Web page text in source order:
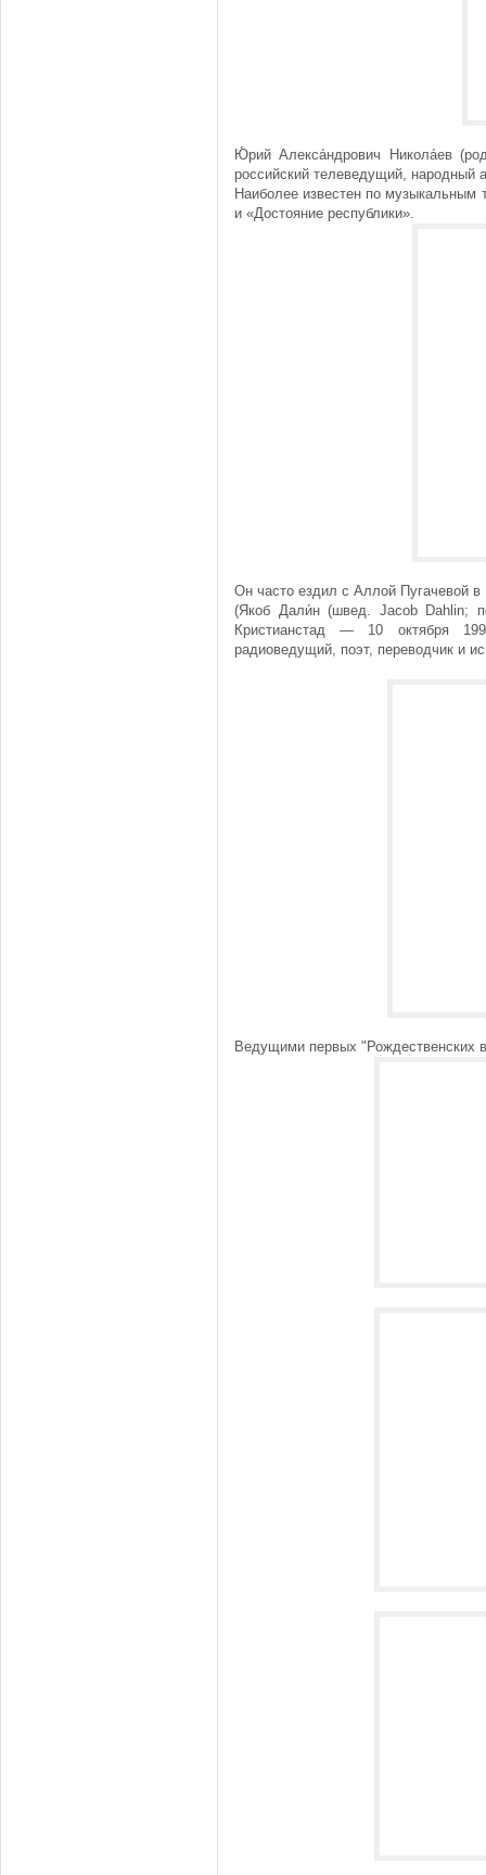
Ю́рий Алекса́ндрович Никола́ев
российский телеведущий, народный
Наиболее известен по музыкальным
и «Достояние республики».
Он часто ездил с Аллой Пугачевой
(Якоб Дали́н (швед. Jacob Dahlin;
Кристианстад — 10 октября
радиоведущий, поэт, переводчик и
Ведущими первых "Рождественских